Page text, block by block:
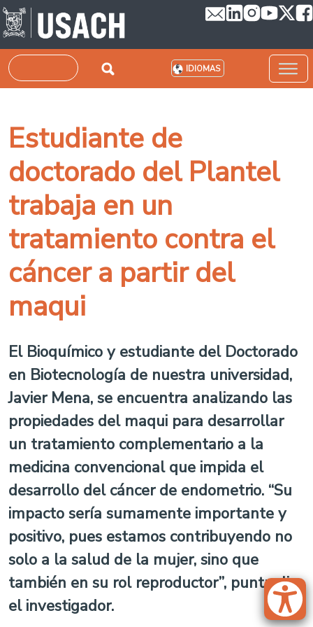
Pasar al contenido principal
Buscar IDIOMAS
Estudiante de
doctorado del Plantel
trabaja en un
tratamiento contra el
cáncer a partir del
maqui
El Bioquímico y estudiante del Doctorado
en Biotecnología de nuestra universidad,
Javier Mena, se encuentra analizando las
propiedades del maqui para desarrollar
un tratamiento complementario a la
medicina convencional que impida el
desarrollo del cáncer de endometrio. “Su
impacto sería sumamente importante y
positivo, pues estamos contribuyendo no
solo a la salud de la mujer, sino que
también en su rol reproductor”, puntualiza
el investigador.